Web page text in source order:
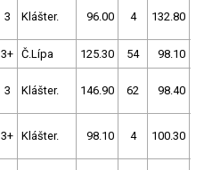
3 Klášter. 96.00 4 132.80
3+ Č.Lípa 125.30 54 98.10
3 Klášter. 146.90 62 98.40
3+ Klášter. 98.10 4 100.30